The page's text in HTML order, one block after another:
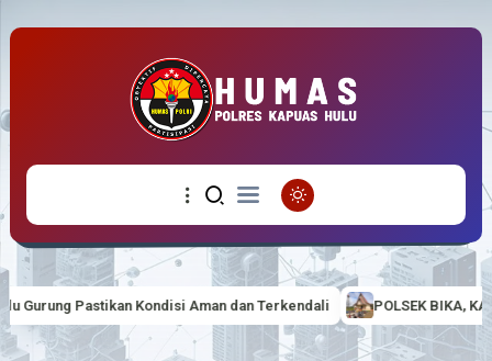
Aman dan Terkendali POLSEK BIKA, KAPOLSEK BIKA IPTU